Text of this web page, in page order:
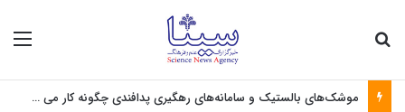
موشک‌های بالستیک و سامانه‌های رهگیری پدافندی چگونه کار می کنند؟